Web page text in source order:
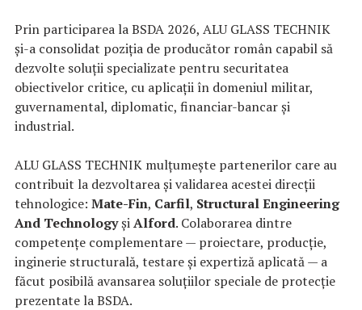
Prin participarea la BSDA 2026, ALU GLASS TECHNIK
și-a consolidat poziția de producător român capabil să
dezvolte soluții specializate pentru securitatea
obiectivelor critice, cu aplicații în domeniul militar,
guvernamental, diplomatic, financiar-bancar și
industrial.
ALU GLASS TECHNIK mulțumește partenerilor care au
contribuit la dezvoltarea și validarea acestei direcții
tehnologice: Mate-Fin, Carfil, Structural Engineering
And TechnologyșiAlford. Colaborarea dintre
competențe complementare — proiectare, producție,
inginerie structurală, testare și expertiză aplicată — a
făcut posibilă avansarea soluțiilor speciale de protecție
prezentate la BSDA.